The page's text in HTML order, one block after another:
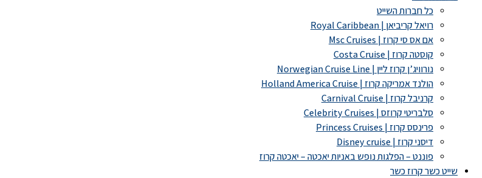
כל חברות השייט
רויאל קריביאן | Royal Caribbean
אם אס סי קרוז | Msc Cruises
קוסטה קרוז | Costa Cruise
נורוויג’ן קרוז ליין | Norwegian Cruise Line
הולנד אמריקה קרוז | Holland America Cruise
קרניבל קרוז | Carnival Cruise
סלבריטי קרוזס | Celebrity Cruises
פרינסס קרוז | Princess Cruises
דיסני קרוז | Disney cruise
פוננט – הפלגות נופש באניות יאכטה – יאכטה קרוז
שייט כשר קרוז כשר